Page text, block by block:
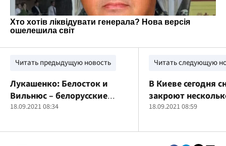
Читать предыдущую новость
Лукашенко: Белосток и
Вильнюс – белорусские
земли
18.09.2021 08:34
Читать следующую
В Киеве сегодня
закроют
метро
18.09.2021 08:59